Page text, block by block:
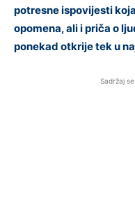
potresne ispovijesti
opomena, ali i priča o
ponekad otkrije tek u
Sadržaj